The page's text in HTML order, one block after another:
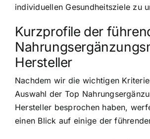
individuellen Gesundheitsziele zu
Kurzprofile der
Hersteller
Nachdem wir die wichtigen
Auswahl der Top
Hersteller besprochen haben,
einen Blick auf einige der